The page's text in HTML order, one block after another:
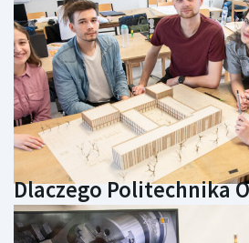
Dlaczego Politechnika